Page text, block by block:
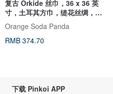
复古 Orkide 丝巾，36 x 36 英
寸，土耳其方巾，缇花丝绸，礼
物
Orange Soda Panda
RMB 374.70
下载 Pinkoi APP